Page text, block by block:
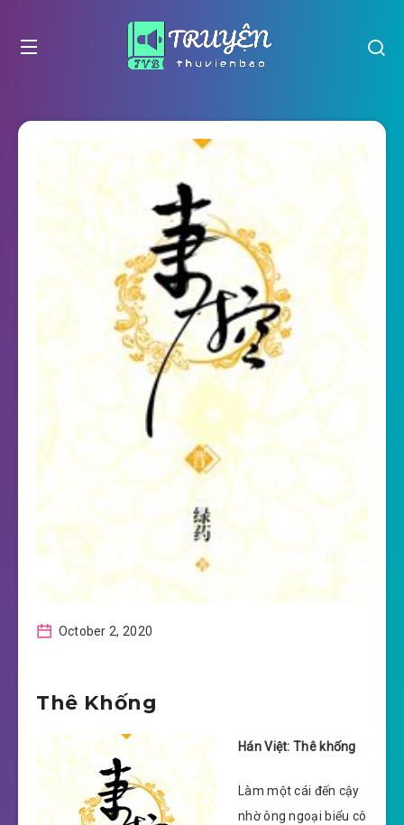
October 2, 2020
Thê Khống
Hán Việt: Thê khống
Làm một cái đến cậy
nhờ ông ngoại biểu cô